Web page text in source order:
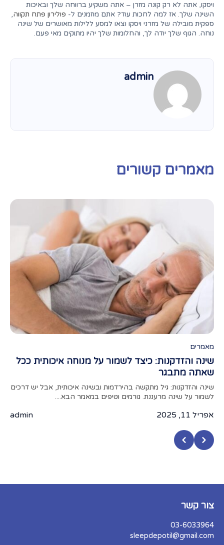
ויסקו, אתה לא רק קונה מזרן – אתה משקיע ברווחה שלך ובאיכות
השינה שלך. אז למה לחכות עוד? אתם מוזמנים ל- פולירון פתח תקווה,
ספקית מובילה של מזרני ויסקו וצאו למסע ללילות מאושרים של שינה
נוחה. הגוף שלך יודה לך, והחלומות שלך יהיו מתוקים מאי פעם.
admin
מאמרים קשורים
מאמרים
שינה והזדקנות: כיצד לשמור על מנוחה איכותית ככל
שאתה מתבגר
שינה והזדקנות: גיל מתקשה בהירדמות ובשינה איכותית, אבל יש דרכים
לשמור על שינה מרעננת. גורמים וטיפים במאמר הבא....
אפריל 11, 2025 admin
צור קשר
03-6033964
sleepdepotil@gmail.com